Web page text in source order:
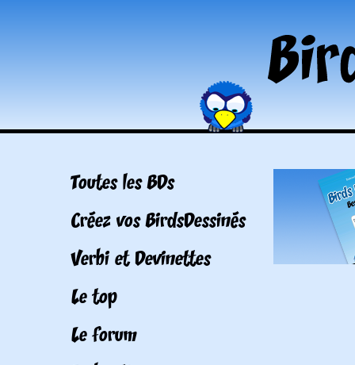
Toutes les BDs
Créez vos BirdsDessinés
Verbi et Devinettes
Le top
Le forum